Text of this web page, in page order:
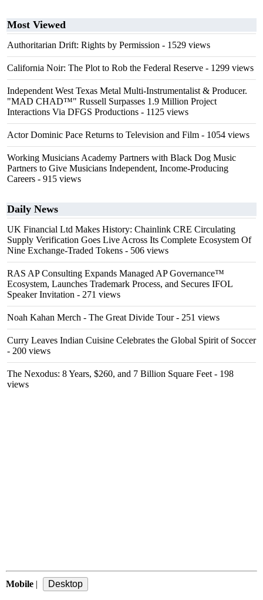
Most Viewed
Authoritarian Drift: Rights by Permission - 1529 views
California Noir: The Plot to Rob the Federal Reserve - 1299 views
Independent West Texas Metal Multi-Instrumentalist & Producer.
"MAD CHAD™" Russell Surpasses 1.9 Million Project
Interactions Via DFGS Productions - 1125 views
Actor Dominic Pace Returns to Television and Film - 1054 views
Working Musicians Academy Partners with Black Dog Music
Partners to Give Musicians Independent, Income-Producing
Careers - 915 views
Daily News
UK Financial Ltd Makes History: Chainlink CRE Circulating
Supply Verification Goes Live Across Its Complete Ecosystem Of
Nine Exchange-Traded Tokens - 506 views
RAS AP Consulting Expands Managed AP Governance™
Ecosystem, Launches Trademark Process, and Secures IFOL
Speaker Invitation - 271 views
Noah Kahan Merch - The Great Divide Tour- 251 views
Curry Leaves Indian Cuisine Celebrates the Global Spirit of Soccer
- 200 views
The Nexodus: 8 Years, $260, and 7 Billion Square Feet - 198
views
Mobile |